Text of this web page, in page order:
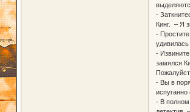
-
Кинг. – Я
-
удивилась
-
замялся
- Вы в
испуганно
- В